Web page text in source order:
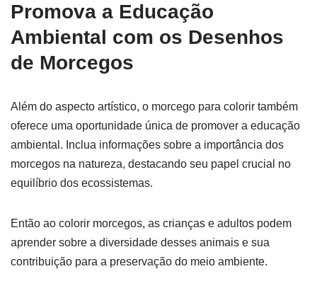
Promova a Educação
Ambiental com os Desenhos
de Morcegos
Além do aspecto artístico, o morcego para colorir também
oferece uma oportunidade única de promover a educação
ambiental. Inclua informações sobre a importância dos
morcegos na natureza, destacando seu papel crucial no
equilíbrio dos ecossistemas.
Então ao colorir morcegos, as crianças e adultos podem
aprender sobre a diversidade desses animais e sua
contribuição para a preservação do meio ambiente.